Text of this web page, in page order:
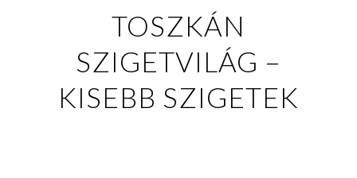
TOSZKÁN
SZIGETVILÁG –
KISEBB SZIGETEK